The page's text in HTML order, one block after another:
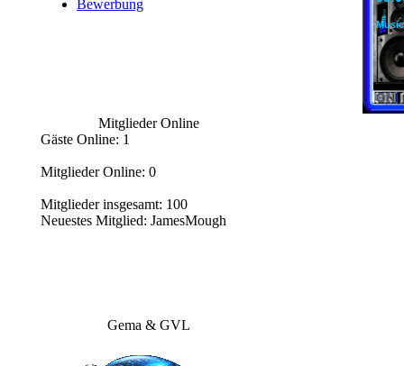
Bewerbung
Mitglieder Online
Gäste Online: 1
Mitglieder Online: 0
Mitglieder insgesamt: 100
Neuestes Mitglied: JamesMough
Gema & GVL